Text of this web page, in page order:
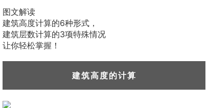
图文解读
建筑高度计算的6种形式，
建筑层数计算的3项特殊情况
让你轻松掌握！
建筑高度的计算